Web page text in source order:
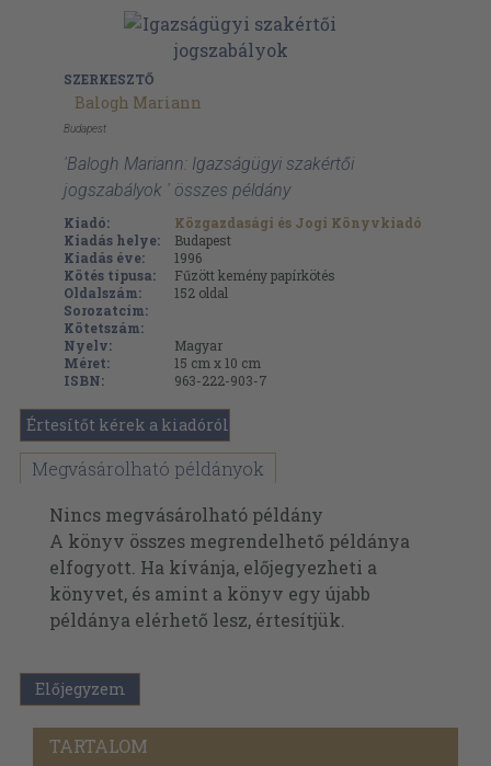
SZERKESZTŐ
Balogh Mariann
Budapest
'Balogh Mariann: Igazságügyi szakértői
jogszabályok ' összes példány
Kiadó:
Közgazdasági és Jogi Könyvkiadó
Kiadás helye:
Budapest
Kiadás éve:
1996
Kötés típusa:
Fűzött kemény papírkötés
Oldalszám:
152 oldal
Sorozatcím:
Kötetszám:
Nyelv:
Magyar
Méret:
15 cm x 10 cm
ISBN:
963-222-903-7
Értesítőt kérek a kiadóról
Megvásárolható példányok
Nincs megvásárolható példány
A könyv összes megrendelhető példánya
elfogyott. Ha kívánja, előjegyezheti a
könyvet, és amint a könyv egy újabb
példánya elérhető lesz, értesítjük.
Előjegyzem
TARTALOM